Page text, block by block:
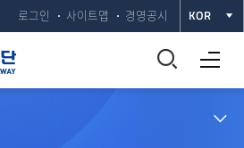
로그인 사이트맵 경영공시 KOR
통
합
전체메뉴 열기